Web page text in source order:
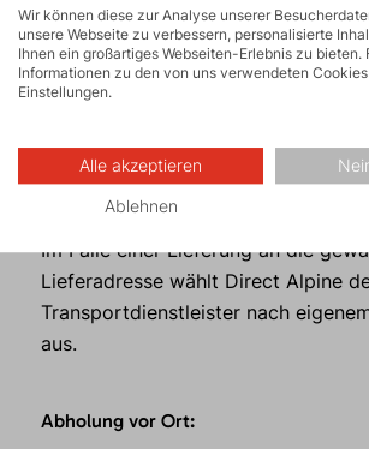
Versandpreis spätestens im
Absenden der Bestellung angezeigt.
des Schadens geht mit der
Lieferung an die Lieferadresse:
Im Falle einer Lieferung an die
Lieferadresse wählt Direct Alpine
Transportdienstleister nach
aus.
Abholung vor Ort:
Wir können diese zur Analyse unserer
unsere Webseite zu verbessern, personalisierte
Ihnen ein großartiges Webseiten-Erlebnis zu bieten.
Informationen zu den von uns verwendeten
Einstellungen.
Alle akzeptieren
Ablehnen